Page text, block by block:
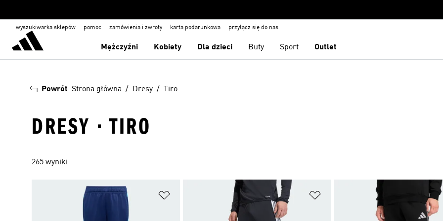
wyszukiwarka sklepów pomoc zamówienia i zwroty karta podarunkowa przyłącz się do nas
Mężczyźni Kobiety Dla dzieci Buty Sport Outlet
Powrót Strona główna Dresy Tiro
DRESY · TIRO
265 wyniki
Dodaj do listy życzeń Dodaj do listy życzeń